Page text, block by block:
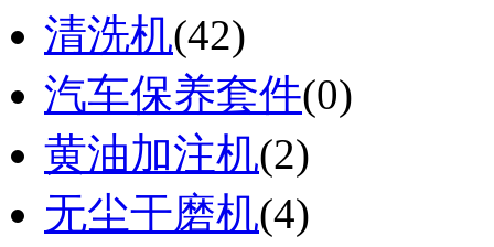
清洗机(42)
汽车保养套件(0)
黄油加注机(2)
无尘干磨机(4)